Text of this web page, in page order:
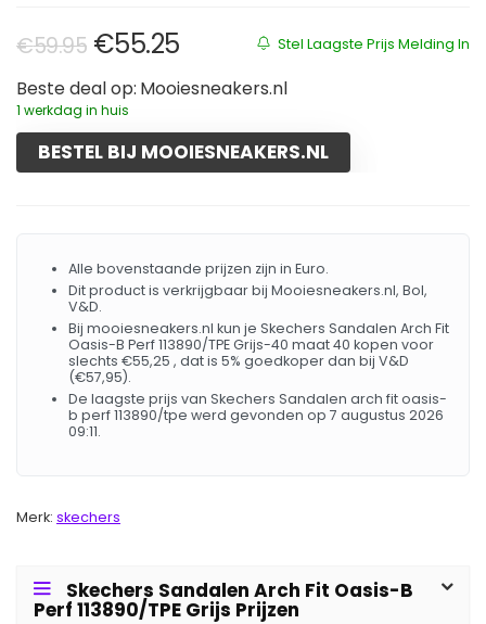
Stel Laagste Prijs Melding In
€59.95 Oorspronkelijke prijs was:
€55.25Huidige prijs is: €55.25.
Beste deal op: Mooiesneakers.nl
1 werkdag in huis
BESTEL BIJ MOOIESNEAKERS.NL
Alle bovenstaande prijzen zijn in Euro.
Dit product is verkrijgbaar bij Mooiesneakers.nl, Bol,
V&D.
Bij mooiesneakers.nl kun je Skechers Sandalen Arch Fit
Oasis-B Perf 113890/TPE Grijs-40 maat 40 kopen voor
slechts €55,25 , dat is 5% goedkoper dan bij V&D
(€57,95).
De laagste prijs van Skechers Sandalen arch fit oasis-
b perf 113890/tpe werd gevonden op 7 augustus 2026
09:11.
Merk: skechers
Skechers Sandalen Arch Fit Oasis-B
Perf 113890/TPE Grijs Prijzen